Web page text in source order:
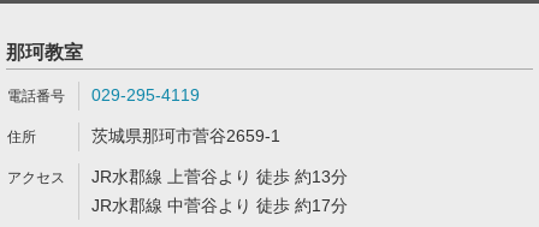
那珂教室
029-295-4119
茨城県那珂市菅谷2659-1
JR水郡線 上菅谷より 徒歩 約13分
JR水郡線 中菅谷より 徒歩 約17分